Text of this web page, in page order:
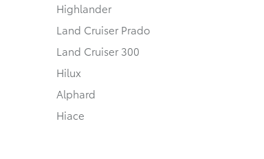
Highlander
Land Cruiser Prado
Land Cruiser 300
Hilux
Alphard
Hiace